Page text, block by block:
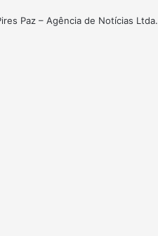
Paz – Agência de Notícias Ltda.